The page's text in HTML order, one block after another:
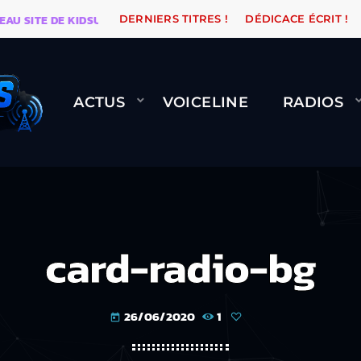
DE KIDSUNE WARÉTRO ORANGE ROAD QUI
DERNIERS TITRES ! DÉDICACE ÉCRIT !
ACTUS VOICELINE RADIOS
card-radio-bg
today 26/06/2020 1